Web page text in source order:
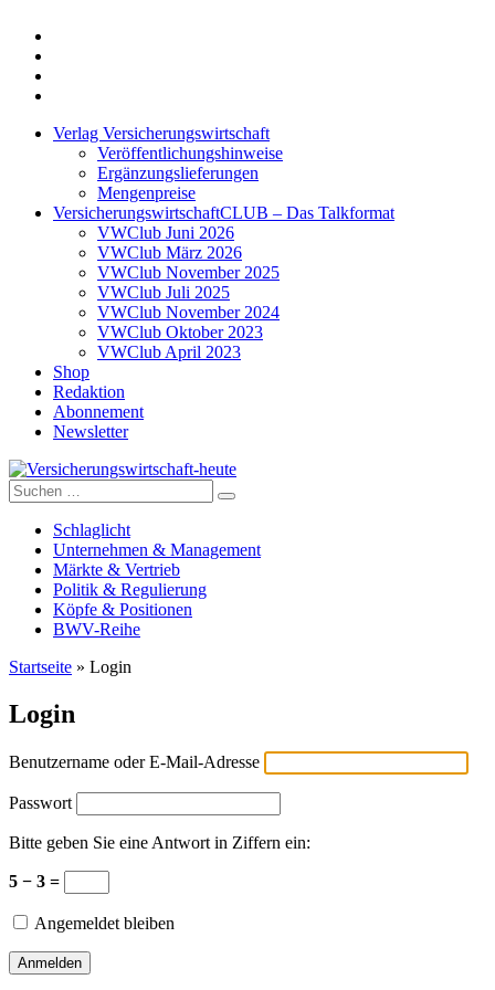
Verlag Versicherungswirtschaft
Veröffentlichungshinweise
Ergänzungslieferungen
Mengenpreise
VersicherungswirtschaftCLUB – Das Talkformat
VWClub Juni 2026
VWClub März 2026
VWClub November 2025
VWClub Juli 2025
VWClub November 2024
VWClub Oktober 2023
VWClub April 2023
Shop
Redaktion
Abonnement
Newsletter
Versicherungswirtschaft-heute
Suche
nach:
Schlaglicht
Unternehmen & Management
Märkte & Vertrieb
Politik & Regulierung
Köpfe & Positionen
BWV-Reihe
Startseite » Login
Login
Benutzername oder E-Mail-Adresse
Passwort
Bitte geben Sie eine Antwort in Ziffern ein:
5 − 3 =
Angemeldet bleiben